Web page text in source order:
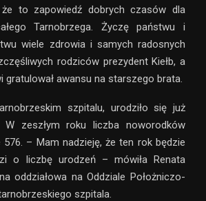
że to zapowiedź dobrych czasów dla
Tarnobrzega. Życzę państwu i
wiele zdrowia i samych radosnych
rodziców prezydent Kiełb, a
gratulował awansu na starszego brata.
szpitalu, urodziło się już
W zeszłym roku liczba noworodków
576. – Mam nadzieję, że ten rok będzie
o liczbę urodzeń – mówiła Renata
oddziałowa na Oddziale Położniczo-
szpitala.